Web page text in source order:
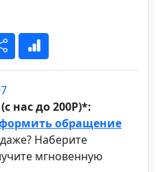
нас до 200Р)*:
обращение
Наберите
мгновенную